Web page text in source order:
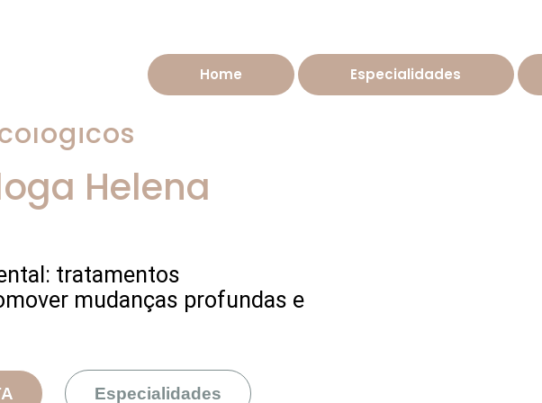
Home Especialidades
Helena
tratamentos
mudanças profundas e
Especialidades